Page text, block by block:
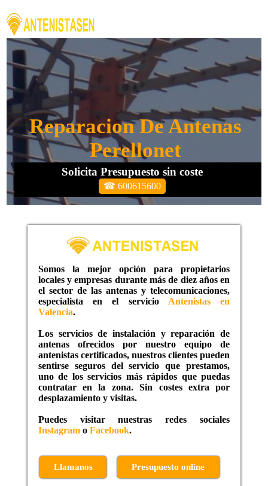
Reparacion De Antenas
Perellonet
Solicita Presupuesto sin coste
☎ 600615600
Somos la mejor opción para propietarios
locales y empresas durante más de diez años en
el sector de las antenas y telecomunicaciones,
especialista en el servicio Antenistas en
Valencia.
Los servicios de instalación y reparación de
antenas ofrecidos por nuestro equipo de
antenistas certificados, nuestros clientes pueden
sentirse seguros del servicio que prestamos,
uno de los servicios más rápidos que puedas
contratar en la zona. Sin costes extra por
desplazamiento y visitas.
Puedes visitar nuestras redes sociales
Instagramo Facebook.
Llamanos Presupuesto online